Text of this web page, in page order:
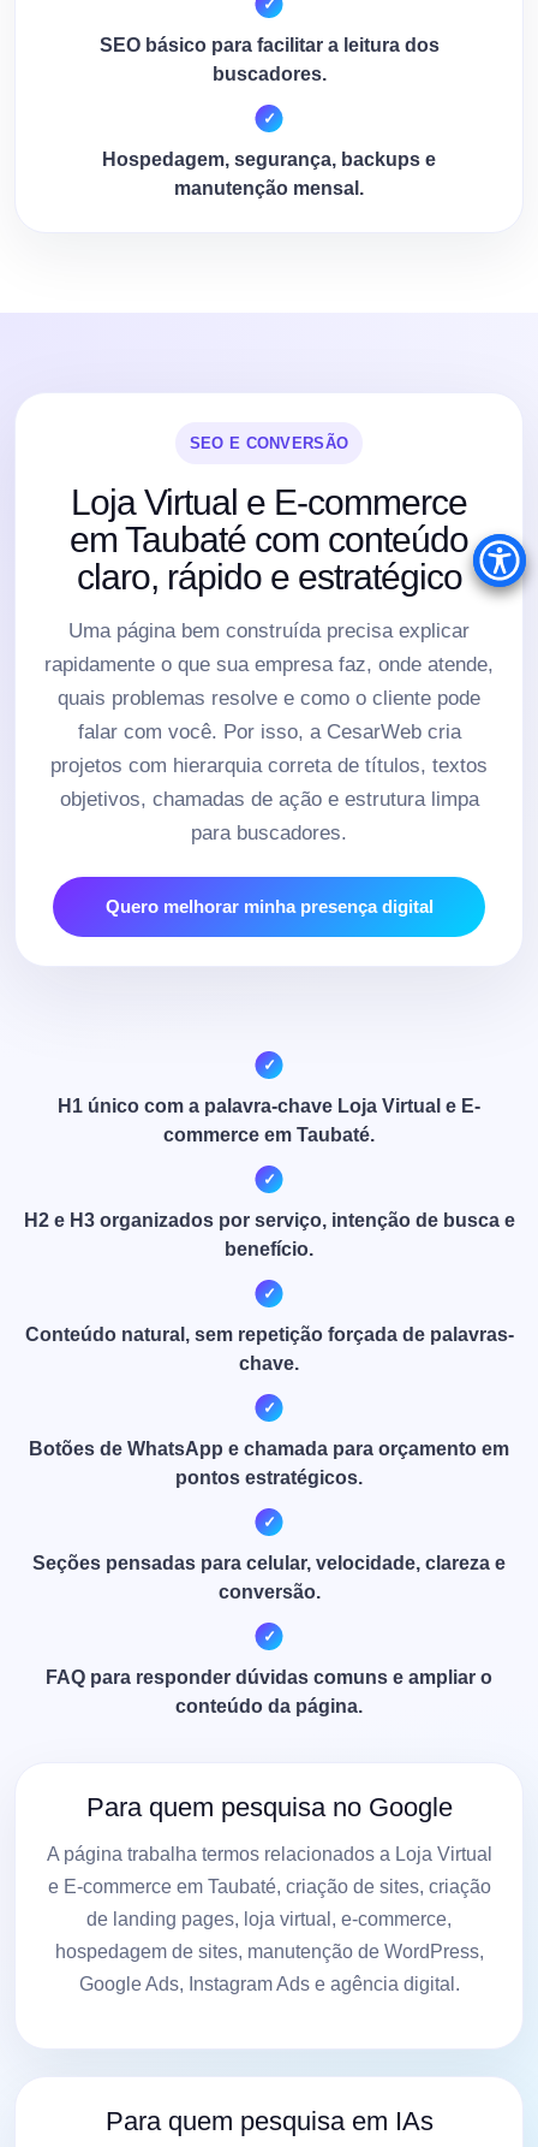
SEO básico para facilitar a leitura dos
buscadores.
Hospedagem, segurança, backups e
manutenção mensal.
SEO E CONVERSÃO
Loja Virtual e E-commerce
em Taubaté com conteúdo
claro, rápido e estratégico
Uma página bem construída precisa explicar
rapidamente o que sua empresa faz, onde atende,
quais problemas resolve e como o cliente pode
falar com você. Por isso, a CesarWeb cria
projetos com hierarquia correta de títulos, textos
objetivos, chamadas de ação e estrutura limpa
para buscadores.
Quero melhorar minha presença digital
H1 único com a palavra-chave Loja Virtual e E-
commerce em Taubaté.
H2 e H3 organizados por serviço, intenção de busca e
benefício.
Conteúdo natural, sem repetição forçada de palavras-
chave.
Botões de WhatsApp e chamada para orçamento em
pontos estratégicos.
Seções pensadas para celular, velocidade, clareza e
conversão.
FAQ para responder dúvidas comuns e ampliar o
conteúdo da página.
Para quem pesquisa no Google
A página trabalha termos relacionados a Loja Virtual
e E-commerce em Taubaté, criação de sites, criação
de landing pages, loja virtual, e-commerce,
hospedagem de sites, manutenção de WordPress,
Google Ads, Instagram Ads e agência digital.
Para quem pesquisa em IAs